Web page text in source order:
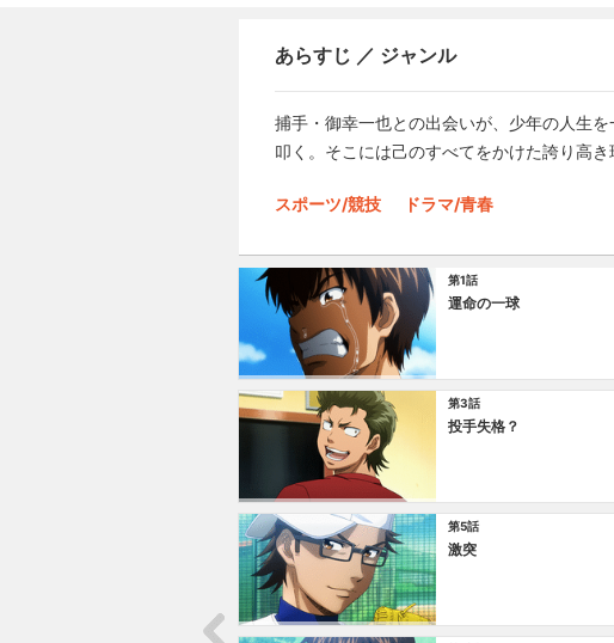
あらすじ ／ ジャンル
捕手・御幸一也との出会いが、少年の人生
叩く。そこには己のすべてをかけた誇り高き
スポーツ/競技 ドラマ/青春
第1話
運命の一球
第3話
投手失格？
第5話
激突